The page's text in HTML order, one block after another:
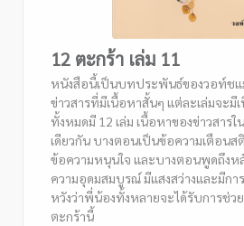
12 ตะกร้า เล่ม 11
หนังสือนี้เป็นบทประพันธ์ของวอท์ช
ข่าวสารที่มีเนื้อหาสั้นๆ แต่ละเล่มจะมี
ทั้งหมดมี 12 เล่ม เนื้อหาของข่าวสารใ
เดียวกัน บางตอนเป็นข้อความเตือน
ข้อความหนุนใจ และบางตอนพูดถึงห
ความอุดมสมบูรณ์ มีแสงสว่างและมีกา
หวังว่าพี่น้องทั้งหลายจะได้รับการช่ว
ตะกร้านี้